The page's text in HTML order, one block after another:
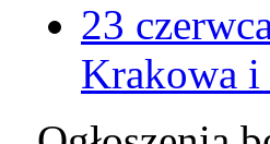
23
Krakowa